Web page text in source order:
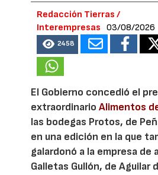
Redacción Tierras /
Interempresas
03/08/2026
2458
El Gobierno concedió el
extraordinarioAlimentos
las bodegas Protos, de
en una edición en la que
galardonó a la empresa de
Galletas Gullón, de Aguilar